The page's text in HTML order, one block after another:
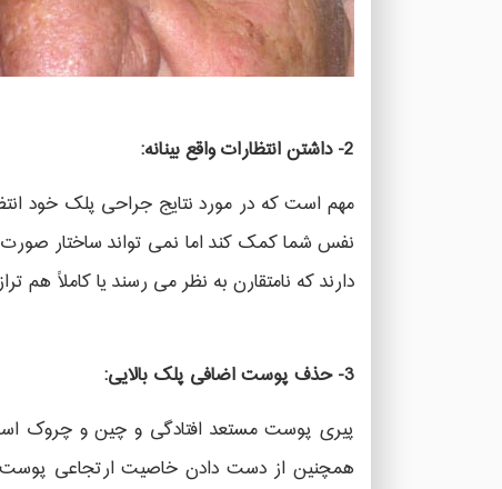
2- داشتن انتظارات واقع بینانه:
مهم است که در مورد نتایج جراحی پلک خود
نفس شما کمک کند اما نمی تواند ساختار صورت
دارند که نامتقارن به نظر می رسند یا کاملاً هم
3- حذف پوست اضافی پلک بالایی:
پیری پوست مستعد افتادگی و چین و چروک
همچنین از دست دادن خاصیت ارتجاعی